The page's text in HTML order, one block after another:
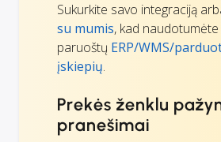
Sukurkite savo integraciją
su mumis, kad
paruoštų ERP/WMS/
įskiepių.
Prekės ženklu
pranešimai